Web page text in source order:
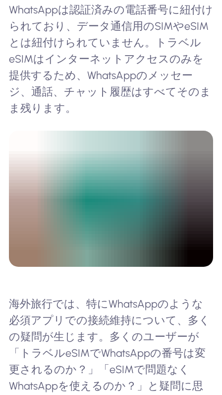
WhatsAppは認証済みの電話番号に紐付け
られており、データ通信用のSIMやeSIM
とは紐付けられていません。トラベル
eSIMはインターネットアクセスのみを
提供するため、WhatsAppのメッセー
ジ、通話、チャット履歴はすべてそのま
ま残ります。
海外旅行では、特にWhatsAppのような
必須アプリでの接続維持について、多く
の疑問が生じます。多くのユーザーが
「トラベルeSIMでWhatsAppの番号は変
更されるのか？」「eSIMで問題なく
WhatsAppを使えるのか？」と疑問に思